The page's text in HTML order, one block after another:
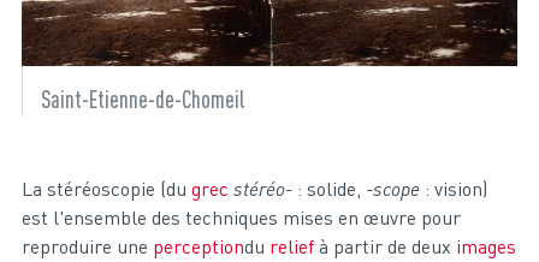
Saint-Etienne-de-Chomeil
La stéréoscopie (du grec stéréo-: solide, -scope: vision)
est l'ensemble des techniques mises en œuvre pour
reproduire une perceptiondu reliefà partir de deux images